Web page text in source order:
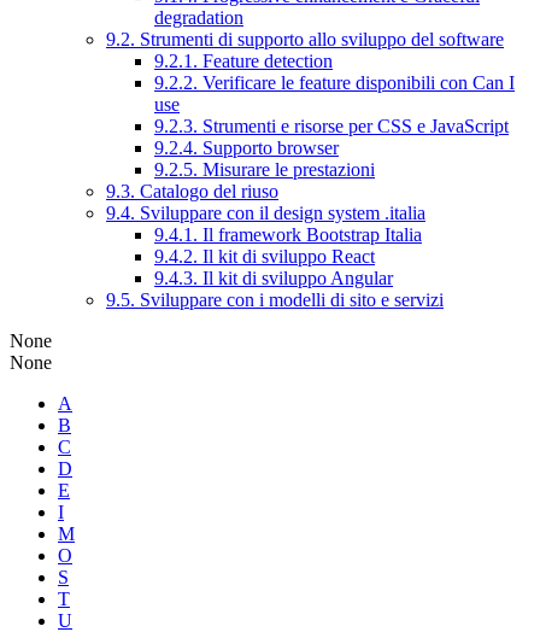
degradation
9.2. Strumenti di supporto allo sviluppo del software
9.2.1. Feature detection
9.2.2. Verificare le feature disponibili con Can I
use
9.2.3. Strumenti e risorse per CSS e JavaScript
9.2.4. Supporto browser
9.2.5. Misurare le prestazioni
9.3. Catalogo del riuso
9.4. Sviluppare con il design system .italia
9.4.1. Il framework Bootstrap Italia
9.4.2. Il kit di sviluppo React
9.4.3. Il kit di sviluppo Angular
9.5. Sviluppare con i modelli di sito e servizi
None
None
A
B
C
D
E
I
M
O
S
T
U